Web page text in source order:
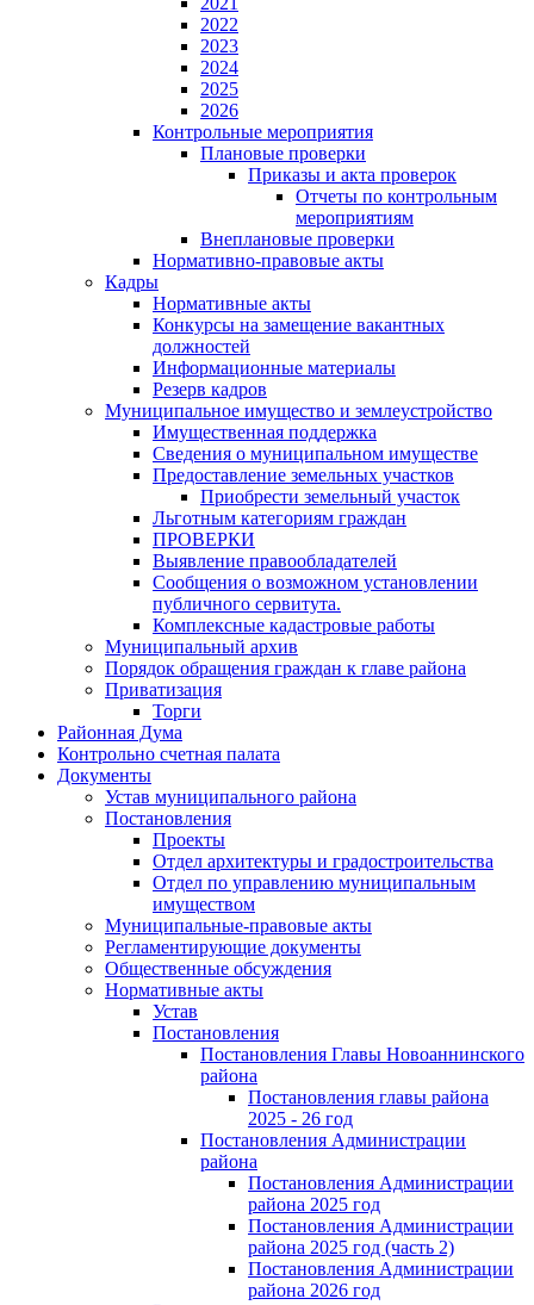
2022
2023
2024
2025
2026
Контрольные мероприятия
Плановые проверки
Приказы и акта проверок
Отчеты по контрольным
мероприятиям
Внеплановые проверки
Нормативно-правовые акты
Кадры
Нормативные акты
Конкурсы на замещение вакантных
должностей
Информационные материалы
Резерв кадров
Муниципальное имущество и землеустройство
Имущественная поддержка
Сведения о муниципальном имуществе
Предоставление земельных участков
Приобрести земельный участок
Льготным категориям граждан
ПРОВЕРКИ
Выявление правообладателей
Сообщения о возможном установлении
публичного сервитута.
Комплексные кадастровые работы
Муниципальный архив
Порядок обращения граждан к главе района
Приватизация
Торги
Районная Дума
Контрольно счетная палата
Документы
Устав муниципального района
Постановления
Проекты
Отдел архитектуры и градостроительства
Отдел по управлению муниципальным
имуществом
Муниципальные-правовые акты
Регламентирующие документы
Общественные обсуждения
Нормативные акты
Устав
Постановления
Постановления Главы Новоаннинского
района
Постановления главы района
2025 - 26 год
Постановления Администрации
района
Постановления Администрации
района 2025 год
Постановления Администрации
района 2025 год (часть 2)
Постановления Администрации
района 2026 год